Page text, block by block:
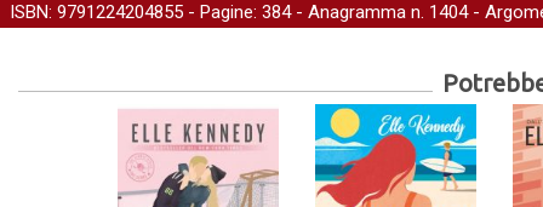
ISBN: 9791224204855 - Pagine: 384 - Anagramma n. 1404 -